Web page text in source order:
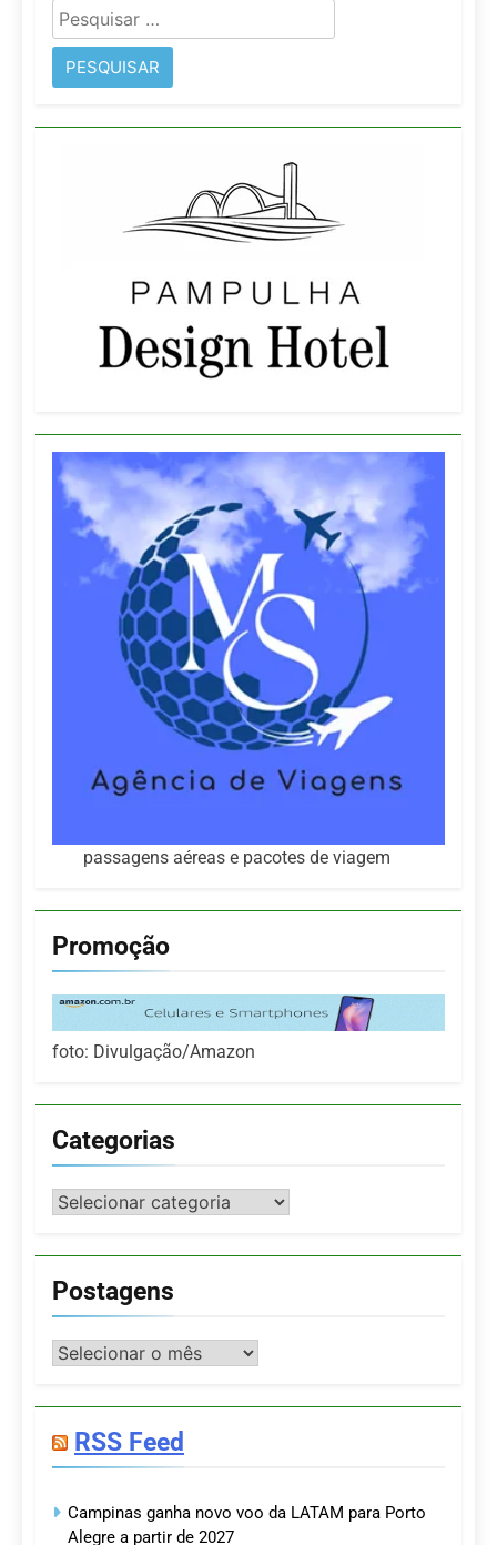
Pesquisar
por:
passagens aéreas e pacotes de viagem
Promoção
foto: Divulgação/Amazon
Categorias
Categorias
Postagens
Postagens
RSS Feed
Campinas ganha novo voo da LATAM para Porto
Alegre a partir de 2027